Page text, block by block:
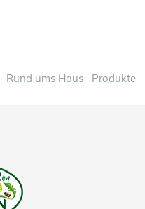
Rund ums Haus Produkte